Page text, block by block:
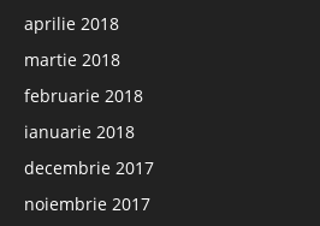
aprilie 2018
martie 2018
februarie 2018
ianuarie 2018
decembrie 2017
noiembrie 2017